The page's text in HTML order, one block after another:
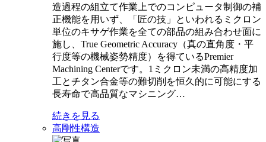
造過程の組立て作業上でのコンピュータ制御の補
正機能を用いず、「匠の技」といわれるミクロン
単位のキサゲ作業を全ての部品の組み合わせ面に
施し、True Geometric Accuracy（真の直角度・平
行度等の機械姿勢精度）を得ているPremier
Machining Centerです。1ミクロン未満の高精度加
工とチタン合金等の難切削を恒久的に可能にする
長寿命で高品質なマシニング…
続きを見る
高剛性構造